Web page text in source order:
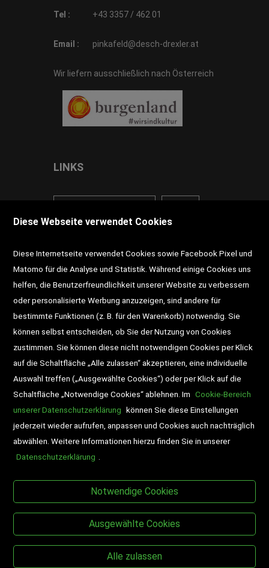
Tel : +43 3357 / 462 01
Email : pinkafeld@desch-drexler.at
Wir liefern ausschließlich nach Österreich
LINKS
Newsletter Schultaschen
Veranstaltungen
BESUCHEN SIE UNS
Diese Webseite verwendet Cookies
Diese Internetseite verwendet Cookies sowie Facebook Pixel und
Matomo für die Analyse und Statistik. Während einige Cookies uns
helfen, die Benutzerfreundlichkeit unserer Website zu verbessern
oder personalisierte Werbung anzuzeigen, sind andere für
bestimmte Funktionen (z. B. für den Warenkorb) notwendig. Sie
können selbst entscheiden, ob Sie der Nutzung von Cookies
zustimmen. Sie können diese nicht notwendigen Cookies per Klick
auf die Schaltfläche „Alle zulassen“ akzeptieren, eine individuelle
Auswahl treffen („Ausgewählte Cookies“) oder per Klick auf die
Schaltfläche „Notwendige Cookies“ ablehnen. Im Cookie-Bereich
unserer Datenschutzerklärung können Sie diese Einstellungen
jederzeit wieder aufrufen, anpassen und Cookies auch nachträglich
abwählen. Weitere Informationen hierzu finden Sie in unserer
Datenschutzerklärung
Notwendige Cookies
Ausgewählte Cookies
Alle zulassen